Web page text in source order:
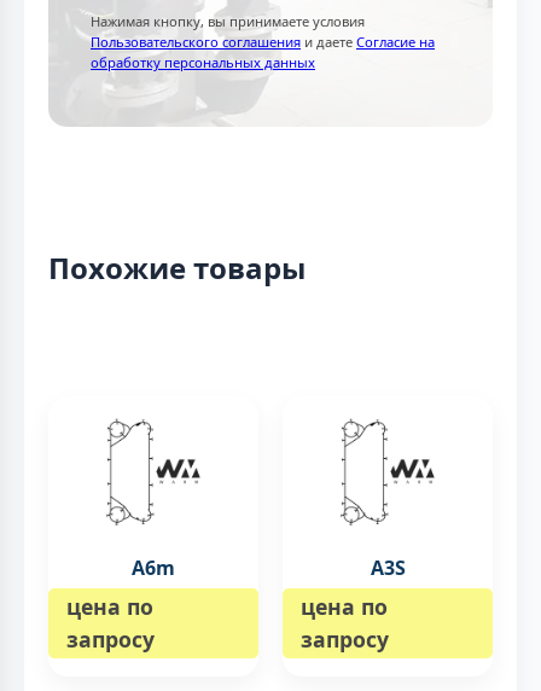
Нажимая кнопку, вы принимаете условия
Пользовательского соглашения и даете Согласие на
обработку персональных данных
Похожие товары
A6m
цена по
запросу
A3S
цена по
запросу